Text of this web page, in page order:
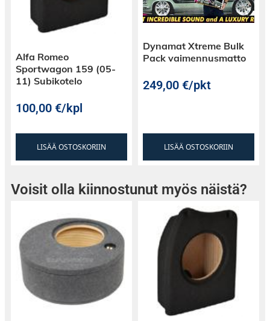
Alfa Romeo
Sportwagon 159 (05-
11) Subikotelo
100,00€/kpl
LISÄÄ OSTOSKORIIN
Dynamat Xtreme Bulk
Pack vaimennusmatto
249,00€/pkt
LISÄÄ OSTOSKORIIN
Voisit olla kiinnostunut myös näistä?